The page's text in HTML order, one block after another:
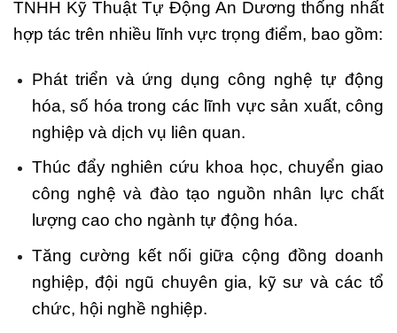
TNHH Kỹ Thuật Tự Động An Dương thống nhất
hợp tác trên nhiều lĩnh vực trọng điểm, bao gồm:
Phát triển và ứng dụng công nghệ tự động
hóa, số hóa trong các lĩnh vực sản xuất, công
nghiệp và dịch vụ liên quan.
Thúc đẩy nghiên cứu khoa học, chuyển giao
công nghệ và đào tạo nguồn nhân lực chất
lượng cao cho ngành tự động hóa.
Tăng cường kết nối giữa cộng đồng doanh
nghiệp, đội ngũ chuyên gia, kỹ sư và các tổ
chức, hội nghề nghiệp.